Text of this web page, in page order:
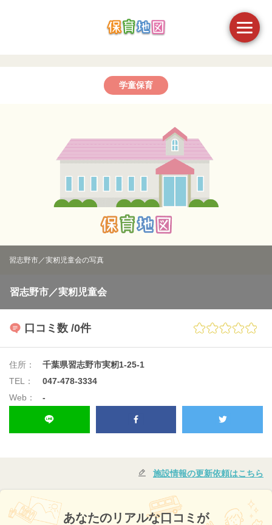
学童保育
習志野市／実籾児童会の写真
習志野市／実籾児童会
口コミ数 /0件
住所：
千葉県習志野市実籾1-25-1
TEL：
047-478-3334
Web：
-
施設情報の更新依頼はこちら
あなたのリアルな口コミが